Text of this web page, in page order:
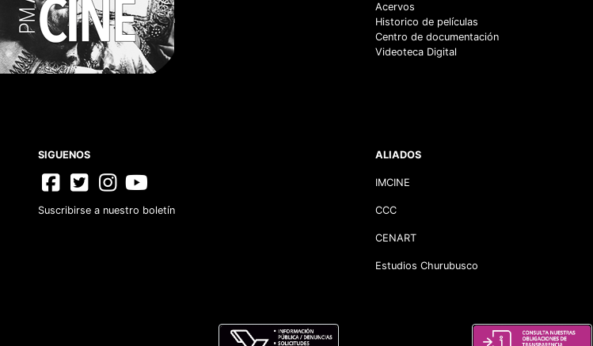
Suscribirse a nuestro boletín
Aviso de Privacidad
Términos y Condiciones
FAQs
Acervos
Historico de películas
Centro de documentación
Videoteca Digital
SIGUENOS
Suscribirse a nuestro boletín
ALIADOS
IMCINE
CCC
CENART
Estudios Churubusco